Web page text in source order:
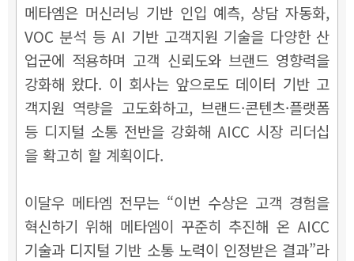
메타엠은 머신러닝 기반 인입 예측, 상담 자동화,
VOC 분석 등 AI 기반 고객지원 기술을 다양한 산
업군에 적용하며 고객 신뢰도와 브랜드 영향력을
강화해 왔다. 이 회사는 앞으로도 데이터 기반 고
객지원 역량을 고도화하고, 브랜드·콘텐츠·플랫폼
등 디지털 소통 전반을 강화해 AICC 시장 리더십
을 확고히 할 계획이다.
이달우 메타엠 전무는 “이번 수상은 고객 경험을
혁신하기 위해 메타엠이 꾸준히 추진해 온 AICC
기술과 디지털 기반 소통 노력이 인정받은 결과”라